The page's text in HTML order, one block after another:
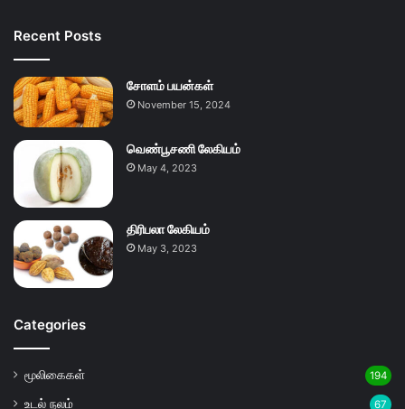
Recent Posts
சோளம் பயன்கள்
November 15, 2024
வெண்பூசணி லேகியம்
May 4, 2023
திரிபலா லேகியம்
May 3, 2023
Categories
மூலிகைகள் 194
உடல் நலம் 67